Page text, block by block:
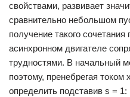
свойствами, развива­ет
сравнительно небольшом
получение такого
асинхронном дви­гателе
трудностями. В начальный
по­этому, пренебрегая током
определить подставив s = 1: